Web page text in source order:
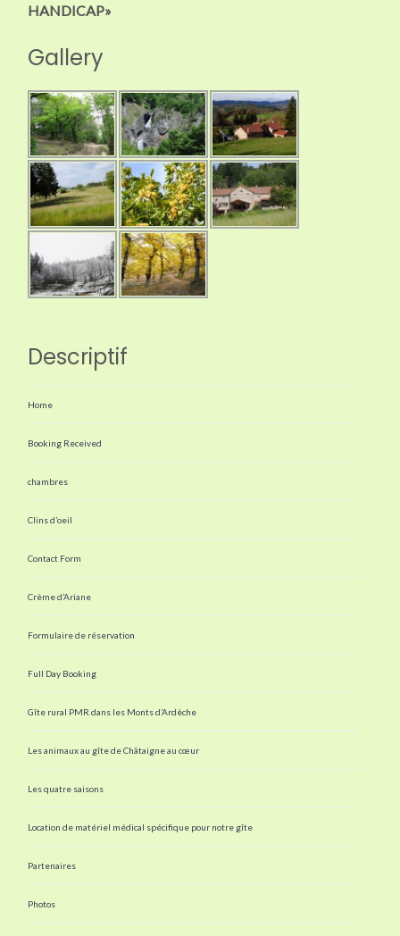
HANDICAP»
Gallery
Descriptif
Home
Booking Received
chambres
Clins d’oeil
Contact Form
Crème d’Ariane
Formulaire de réservation
Full Day Booking
Gîte rural PMR dans les Monts d’Ardèche
Les animaux au gîte de Châtaigne au cœur
Les quatre saisons
Location de matériel médical spécifique pour notre gîte
Partenaires
Photos